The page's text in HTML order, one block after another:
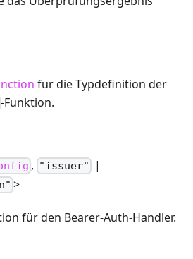
für die Typdefinition der
-Funktion.
, "issuer" |
>
für den Bearer-Auth-Handler.